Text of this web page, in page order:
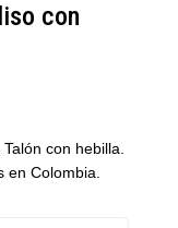
con
con hebilla.
en Colombia.